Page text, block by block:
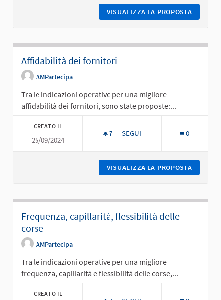
VISUALIZZA LA PROPOSTA
Affidabilità dei fornitori
AMPartecipa
Tra le indicazioni operative per una migliore
affidabilità dei fornitori, sono state proposte:...
CREATO IL
25/09/2024
7 7 SOSTENITORI
SEGUI 0
VISUALIZZA LA PROPOSTA
Frequenza, capillarità, flessibilità delle
corse
AMPartecipa
Tra le indicazioni operative per una migliore
frequenza, capillarità e flessibilità delle corse,...
CREATO IL